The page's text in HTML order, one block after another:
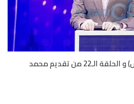
فيديو: برنامج (إربح مع ألويس) و الحلقة الـ22 من تقديم محمد